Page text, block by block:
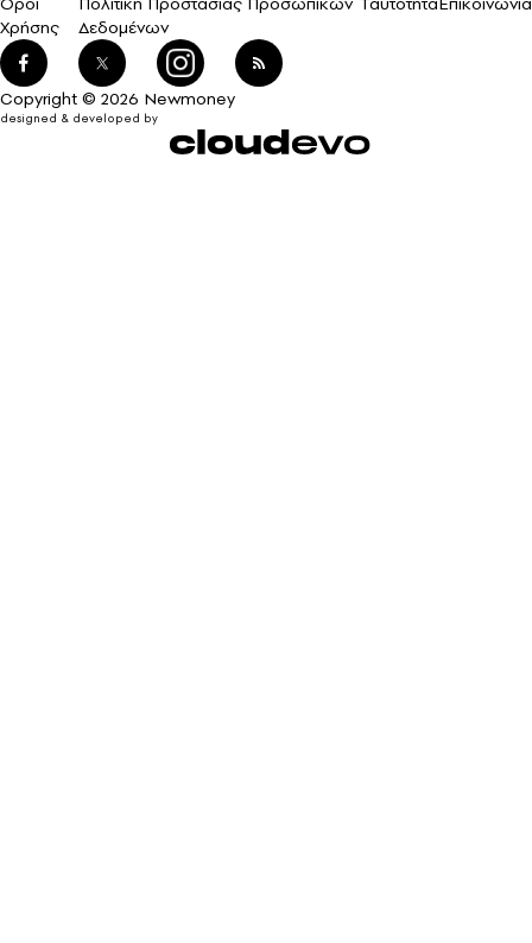
Χρήσης
Δεδομένων
Copyright © 2026 Newmoney
designed & developed by